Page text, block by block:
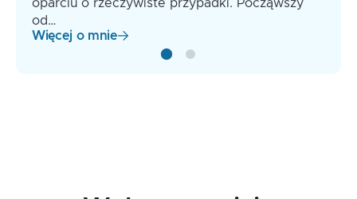
oparciu o rzeczywiste przypadki. Począwszy
od…
Więcej o mnie